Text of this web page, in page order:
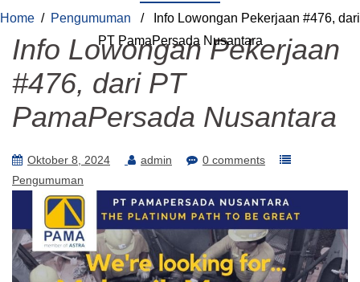
Home / Pengumuman / Info Lowongan Pekerjaan #476, dari
PT PamaPersada Nusantara
Info Lowongan Pekerjaan
#476, dari PT
PamaPersada Nusantara
Oktober 8, 2024 admin
0 comments
Pengumuman